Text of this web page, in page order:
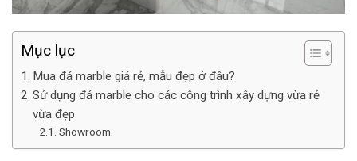
Mục lục
Mua đá marble giá rẻ, mẫu đẹp ở đâu?
Sử dụng đá marble cho các công trình xây dựng vừa rẻ
vừa đẹp
Showroom: